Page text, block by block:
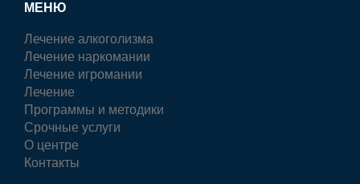
МЕНЮ
Лечение алкоголизма
Лечение наркомании
Лечение игромании
Лечение
Программы и методики
Срочные услуги
О центре
Контакты